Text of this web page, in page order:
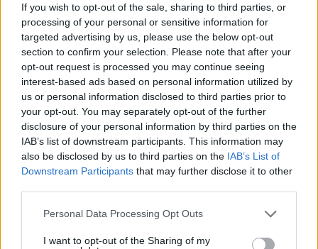
If you wish to opt-out of the sale, sharing to third parties, or
processing of your personal or sensitive information for
targeted advertising by us, please use the below opt-out
section to confirm your selection. Please note that after your
opt-out request is processed you may continue seeing
interest-based ads based on personal information utilized by
us or personal information disclosed to third parties prior to
your opt-out. You may separately opt-out of the further
disclosure of your personal information by third parties on the
IAB’s list of downstream participants. This information may
also be disclosed by us to third parties on the IAB’s List of
Downstream Participants that may further disclose it to other
Please note that this website/app uses one or more Google
not limited to your visit or usage behaviour. You may click to
Personal Data Processing Opt Outs
I want to opt-out of the Sharing of my
* Υποχρεωτικά πεδία
ΡΟΗ ΕΙΔΗΣΕΩΝ
Ειδήσεις Δημοφιλή Σχολιασμένα
Η Bella Hadid μόλις επιβεβαίωσε ότι αυτή είναι το πιο
κομψή απόχρωση ξανθού για το φετινό καλοκαίρι
πριν 9 λεπτά
είναι ο Θεός και μετά οι γιοι μου
πριν 11 λεπτά